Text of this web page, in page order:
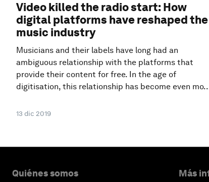
Video killed the radio start: How
digital platforms have reshaped the
music industry
Musicians and their labels have long had an
ambiguous relationship with the platforms that
provide their content for free. In the age of
digitisation, this relationship has become even
13 dic 2019
Quiénes somos Más